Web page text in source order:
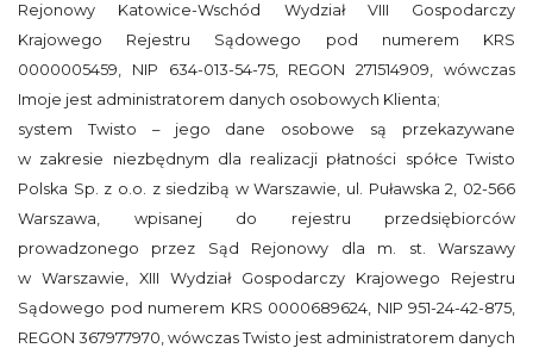
Rejonowy Katowice-Wschód Wydział VIII Gospodarczy
Krajowego Rejestru Sądowego pod numerem KRS
0000005459, NIP 634-013-54-75, REGON 271514909, wówczas
Imoje jest administratorem danych osobowych Klienta;
system Twisto – jego dane osobowe są przekazywane
w zakresie niezbędnym dla realizacji płatności spółce Twisto
Polska Sp. z o.o. z siedzibą w Warszawie, ul. Puławska 2, 02-566
Warszawa, wpisanej do rejestru przedsiębiorców
prowadzonego przez Sąd Rejonowy dla m. st. Warszawy
w Warszawie, XIII Wydział Gospodarczy Krajowego Rejestru
Sądowego pod numerem KRS 0000689624, NIP 951-24-42-875,
REGON 367977970, wówczas Twisto jest administratorem danych